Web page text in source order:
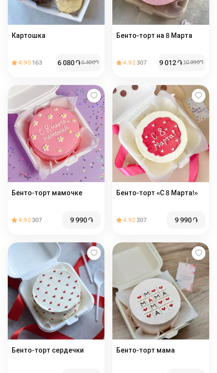
Картошка
4.95 163 6 080֏6 400֏
Бенто-торт на 8 Марта
4.92307 9 012֏10 990֏
Бенто-торт мамочке
4.92307 9 990֏
Бенто-торт «С 8 Марта!»
4.92307 9 990֏
Бенто-торт сердечки ️ Бенто-торт мама